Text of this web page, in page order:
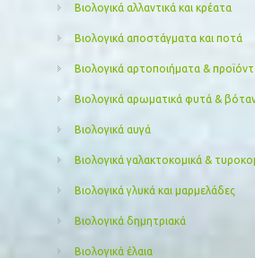
Βιολογικά αλλαντικά και κρέατα
Βιολογικά αποστάγματα και ποτά
Βιολογικά αρτοποιήματα &
Βιολογικά αρωματικά φυτά &
Βιολογικά αυγά
Βιολογικά γαλακτοκομικά &
Βιολογικά γλυκά και μαρμελάδες
Βιολογικά δημητριακά
Βιολογικά έλαια